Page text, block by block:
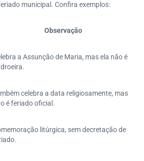
municipal. Confira exemplos:
Observação
a Assunção de Maria, mas ela não é
celebra a data religiosamente, mas
é feriado oficial.
litúrgica, sem decretação de